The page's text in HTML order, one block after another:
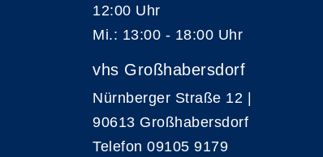
12:00 Uhr
Mi.: 13:00 - 18:00 Uhr
vhs Großhabersdorf
Nürnberger Straße 12 |
90613 Großhabersdorf
Telefon 09105 9179